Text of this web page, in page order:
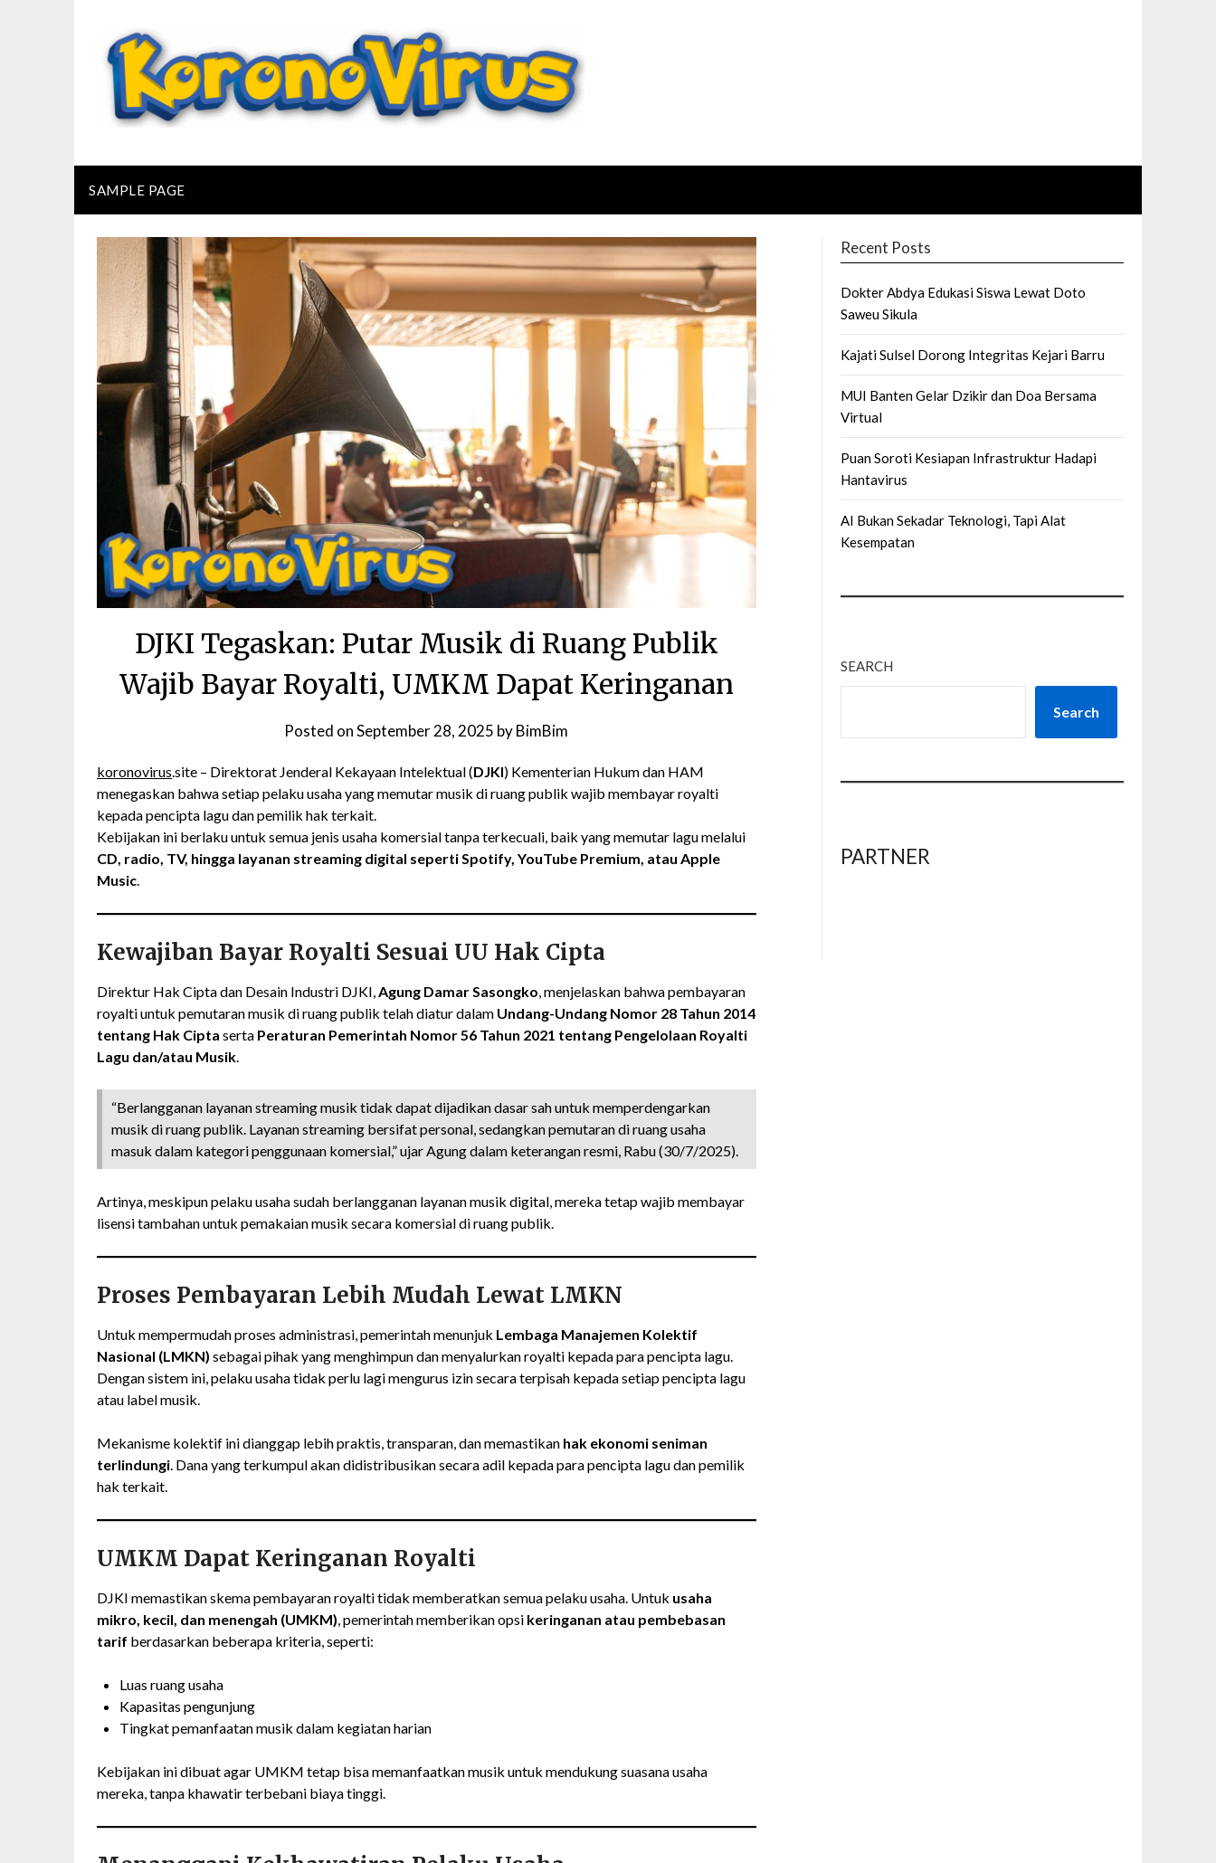
SAMPLE PAGE
DJKI Tegaskan: Putar Musik di Ruang Publik
Wajib Bayar Royalti, UMKM Dapat Keringanan
Posted onSeptember 28, 2025 byBimBim
koronovirus.site – Direktorat Jenderal Kekayaan Intelektual (DJKI) Kementerian Hukum dan HAM
menegaskan bahwa setiap pelaku usaha yang memutar musik di ruang publik wajib membayar royalti
kepada pencipta lagu dan pemilik hak terkait.
Kebijakan ini berlaku untuk semua jenis usaha komersial tanpa terkecuali, baik yang memutar lagu melalui
CD, radio, TV, hingga layanan streaming digital seperti Spotify, YouTube Premium, atau Apple
Music.
Kewajiban Bayar Royalti Sesuai UU Hak Cipta
Direktur Hak Cipta dan Desain Industri DJKI,Agung Damar Sasongko, menjelaskan bahwa pembayaran
royalti untuk pemutaran musik di ruang publik telah diatur dalam Undang-Undang Nomor 28 Tahun 2014
tentang Hak Cipta serta Peraturan Pemerintah Nomor 56 Tahun 2021 tentang Pengelolaan Royalti
Lagu dan/atau Musik.
“Berlangganan layanan streaming musik tidak dapat dijadikan dasar sah untuk memperdengarkan
musik di ruang publik. Layanan streaming bersifat personal, sedangkan pemutaran di ruang usaha
masuk dalam kategori penggunaan komersial,” ujar Agung dalam keterangan resmi, Rabu (30/7/2025).
Artinya, meskipun pelaku usaha sudah berlangganan layanan musik digital, mereka tetap wajib membayar
lisensi tambahan untuk pemakaian musik secara komersial di ruang publik.
Proses Pembayaran Lebih Mudah Lewat LMKN
Untuk mempermudah proses administrasi, pemerintah menunjuk Lembaga Manajemen Kolektif
Nasional (LMKN) sebagai pihak yang menghimpun dan menyalurkan royalti kepada para pencipta lagu.
Dengan sistem ini, pelaku usaha tidak perlu lagi mengurus izin secara terpisah kepada setiap pencipta lagu
atau label musik.
Mekanisme kolektif ini dianggap lebih praktis, transparan, dan memastikan hak ekonomi seniman
terlindungi. Dana yang terkumpul akan didistribusikan secara adil kepada para pencipta lagu dan pemilik
hak terkait.
UMKM Dapat Keringanan Royalti
DJKI memastikan skema pembayaran royalti tidak memberatkan semua pelaku usaha. Untuk usaha
mikro, kecil, dan menengah (UMKM), pemerintah memberikan opsi keringanan atau pembebasan
tarif berdasarkan beberapa kriteria, seperti:
Luas ruang usaha
Kapasitas pengunjung
Tingkat pemanfaatan musik dalam kegiatan harian
Kebijakan ini dibuat agar UMKM tetap bisa memanfaatkan musik untuk mendukung suasana usaha
mereka, tanpa khawatir terbebani biaya tinggi.
Recent Posts
Dokter Abdya Edukasi Siswa Lewat Doto
Saweu Sikula
Kajati Sulsel Dorong Integritas Kejari Barru
MUI Banten Gelar Dzikir dan Doa Bersama
Virtual
Puan Soroti Kesiapan Infrastruktur Hadapi
Hantavirus
AI Bukan Sekadar Teknologi, Tapi Alat
Kesempatan
SEARCH
Search
PARTNER